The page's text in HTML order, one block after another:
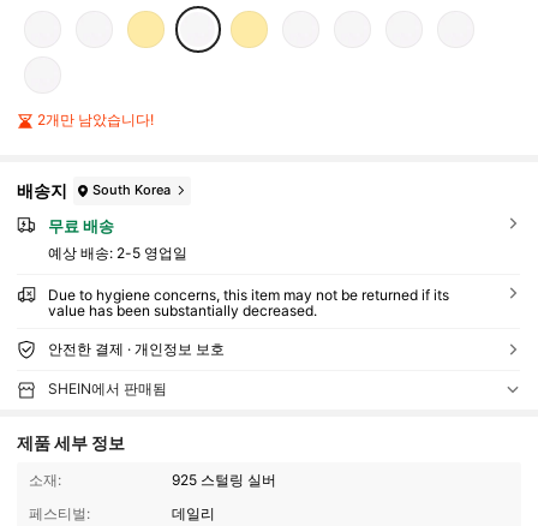
2개만 남았습니다!
배송지 South Korea
무료 배송
예상 배송: 2-5 영업일
Due to hygiene concerns, this item may not be returned if its
value has been substantially decreased.
안전한 결제 · 개인정보 보호
SHEIN에서 판매됨
제품 세부 정보
소재:
925 스털링 실버
페스티벌:
데일리